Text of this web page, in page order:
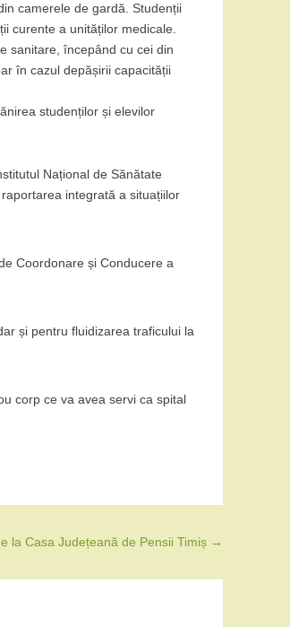
camerele de gardă. Studenții
curente a unităților medicale.
sanitare, începând cu cei din
în cazul depășirii capacității
studenților și elevilor
Național de Sănătate
integrată a situațiilor
Coordonare și Conducere a
și pentru fluidizarea traficului la
corp ce va avea servi ca spital
la Casa Județeană de Pensii Timiș →